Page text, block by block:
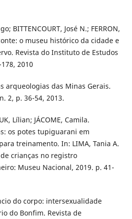
BITTENCOURT, José N.; FERRON,
o museu histórico da cidade e
Revista do Instituto de Estudos
2010
arqueologias das Minas Gerais.
2, p. 36-54, 2013.
Lílian; JÁCOME, Camila.
os potes tupiguarani em
treinamento. In: LIMA, Tania A.
crianças no registro
Museu Nacional, 2019. p. 41-
do corpo: intersexualidade
do Bonfim. Revista de